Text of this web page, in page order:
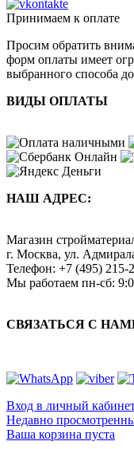
Принимаем к оплате
Просим обратить
форм оплаты имеет
выбранного способа
ВИДЫ ОПЛАТЫ
НАШ АДРЕС:
Магазин
г. Москва, ул.
Телефон: +7 (495) 215-
Мы работаем пн-сб:
СВЯЗАТЬСЯ С
Вход в личный
Недавно
Ваша корзина пуста